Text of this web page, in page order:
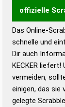
offizielle
Wortwurzel
Gültigkeit
bestimmen!
Wörterbücher
Das Online-
schnelle und
Dir auch
KECKER liefert!
vermeiden,
einigen, das sie
gelegte